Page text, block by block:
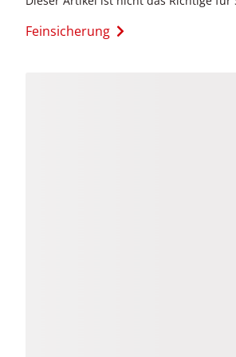
Feinsicherung